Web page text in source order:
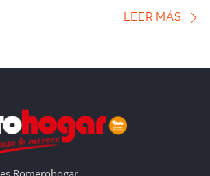
LEER MÁS
Romerohogar